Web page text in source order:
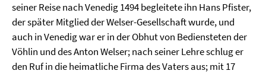
seiner Reise nach Venedig 1494 begleitete ihn Hans Pfister,
der später Mitglied der Welser-Gesellschaft wurde, und
auch in Venedig war er in der Obhut von Bediensteten der
Vöhlin und des Anton Welser; nach seiner Lehre schlug er
den Ruf in die heimatliche Firma des Vaters aus; mit 17